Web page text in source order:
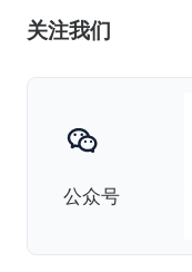
关注我们
公众号